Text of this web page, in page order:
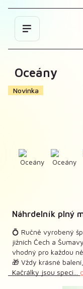
Oceány
Novinka
Náhrdelník plný
💍 Ručně vyrobený
jižních Čech a
vhodný pro každou
🎁 Vždy krásné
Kačrálky jsou speci...